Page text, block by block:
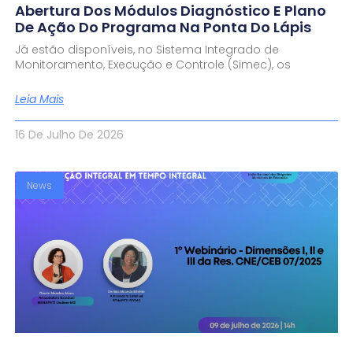
Abertura Dos Módulos Diagnóstico E Plano
De Ação Do Programa Na Ponta Do Lápis
Já estão disponíveis, no Sistema Integrado de
Monitoramento, Execução e Controle (Simec), os
Leia Mais
16 De Julho De 2026
News